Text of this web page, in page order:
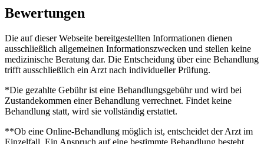
Bewertungen
Die auf dieser Webseite bereitgestellten Informationen dienen
ausschließlich allgemeinen Informationszwecken und stellen keine
medizinische Beratung dar. Die Entscheidung über eine Behandlung
trifft ausschließlich ein Arzt nach individueller Prüfung.
*Die gezahlte Gebühr ist eine Behandlungsgebühr und wird bei
Zustandekommen einer Behandlung verrechnet. Findet keine
Behandlung statt, wird sie vollständig erstattet.
**Ob eine Online-Behandlung möglich ist, entscheidet der Arzt im
Einzelfall. Ein Anspruch auf eine bestimmte Behandlung besteht